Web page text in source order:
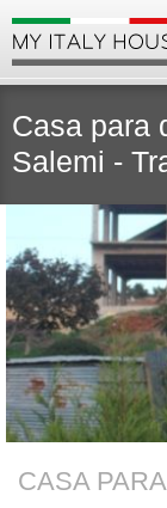
Casa para
Salemi -
CASA